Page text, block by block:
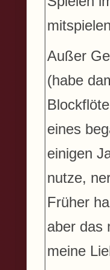
Außer
(habe
eines
einigen
nutze,
Früher
aber das
meine